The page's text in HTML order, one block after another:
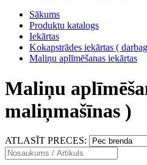
Sākums
Produktu katalogs
Iekārtas
Kokapstrādes iekārtas (
Maliņu aplīmēšanas iekārtas
Maliņu
maliņmašīnas )
ATLASĪT PRECES: